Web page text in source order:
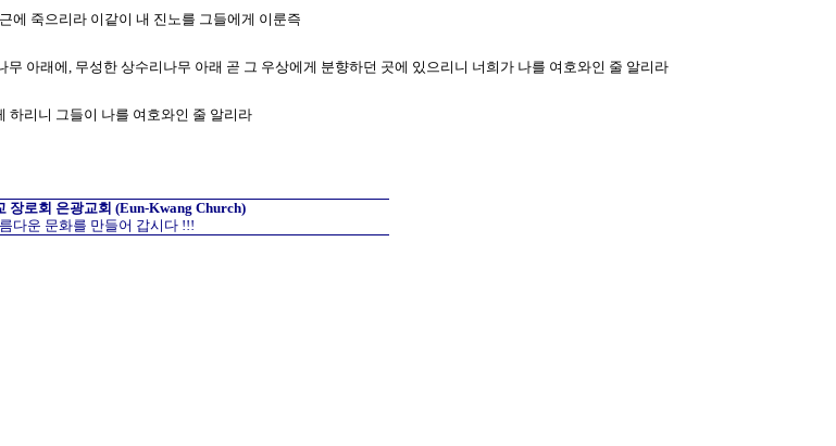
에 죽으리라 이같이 내 진노를 그들에게 이룬즉
아래에, 무성한 상수리나무 아래 곧 그 우상에게 분향하던 곳에 있으리니 너희가 나를 여호와인 줄 알리라
하리니 그들이 나를 여호와인 줄 알리라
장로회 은광교회 (Eun-Kwang Church)
다운 문화를 만들어 갑시다 !!!